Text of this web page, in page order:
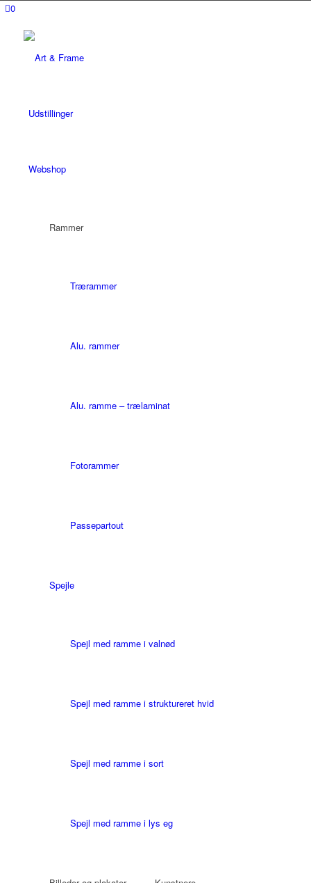
0
Udstillinger
Webshop
Rammer
Trærammer
Alu. rammer
Alu. ramme – trælaminat
Fotorammer
Passepartout
Spejle
Spejl med ramme i valnød
Spejl med ramme i struktureret hvid
Spejl med ramme i sort
Spejl med ramme i lys eg